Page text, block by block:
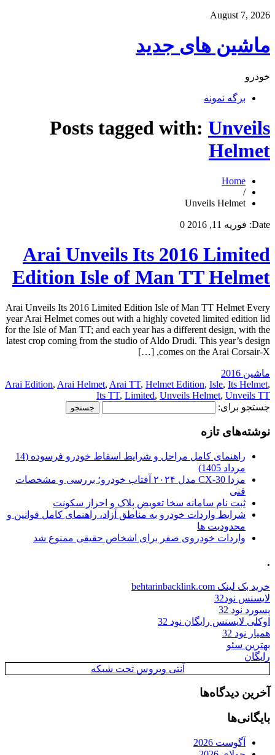
August 7, 2026
ماشین های جدید
خودرو
برگه نمونه
Posts tagged with: Unveils
Helmet
Home
/
Unveils Helmet
Date: فوریه 11, 2016 0
Arai Unveils Its 2016 Limited
Edition Isle of Man TT Helmet
Arai Unveils Its 2016 Limited Edition Isle of Man TT Helmet Every
year Arai Helmet comes out with a highly coveted limited edition lid
for the Isle of Man TT; and each year has a different design, with the
latest crop coming from the studio of Aldo Drudi. This year’s design
comes on the Arai Corsair-X, […]
ماشین 2016
Arai Edition, Arai Helmet, Arai TT, Helmet Edition, Isle, Its Helmet,
Its TT, Limited, Unveils Helmet, Unveils TT
جستجو برای:
نوشته‌های تازه
راهنمای کامل مراحل و شرایط اسقاط خودرو فرسوده (14
مرداد 1405)
مزدا CX-30 مدل ۲۰۲۴ آفتاب خودرو؛ بررسی و مشخصات
فنی
ثبت نام سامانه سخا تعویض پلاک و احراز سکونت
شرایط واردات خودرو به مناطق آزاد، راهنمای کامل قوانین و
محدودیت ها
واردات خودروی صفر برای اشخاص حقیقی ممنوع شد
.
خرید بک لینک behtarinbacklink.com
لایسنس نود32
پسورد نود 32
اوکلی لایسنس رایگان نود 32
همیار نود 32
بهترین سئو
رایگان
آنتی ویروس تحت شبکه
آخرین دیدگاه‌ها
بایگانی‌ها
آگوست 2026